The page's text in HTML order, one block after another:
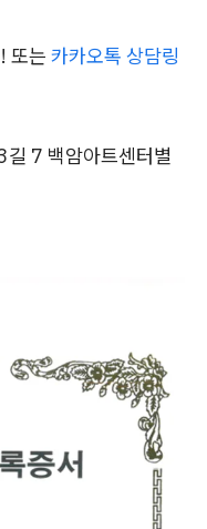
또는 카카오톡 상담링
7 백암아트센터별